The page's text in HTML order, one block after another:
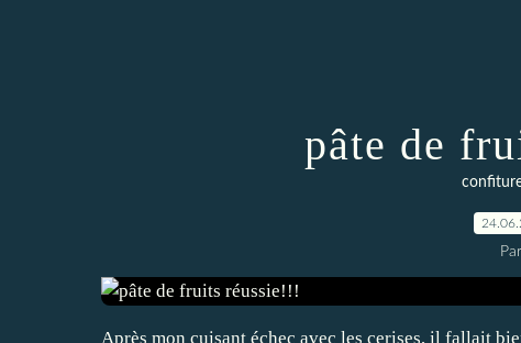
pâte de
Après mon cuisant échec avec les cerises, il fallait